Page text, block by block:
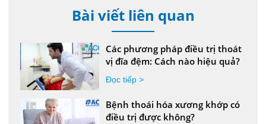
Bài viết liên quan
Các phương pháp điều trị thoát
vị đĩa đệm: Cách nào hiệu quả?
Đọc tiếp >
Bệnh thoái hóa xương khớp có
điều trị được không?